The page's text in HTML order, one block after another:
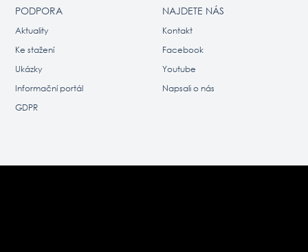
PODPORA
Aktuality
Ke stažení
Ukázky
Informační portál
GDPR
NAJDETE NÁS
Kontakt
Facebook
Youtube
Napsali o nás